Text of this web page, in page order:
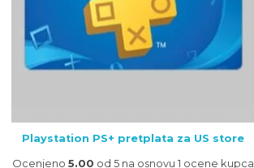
Playstation PS+ pretplata za US store
Ocenjeno 5.00 od 5 na osnovu 1 ocene kupca